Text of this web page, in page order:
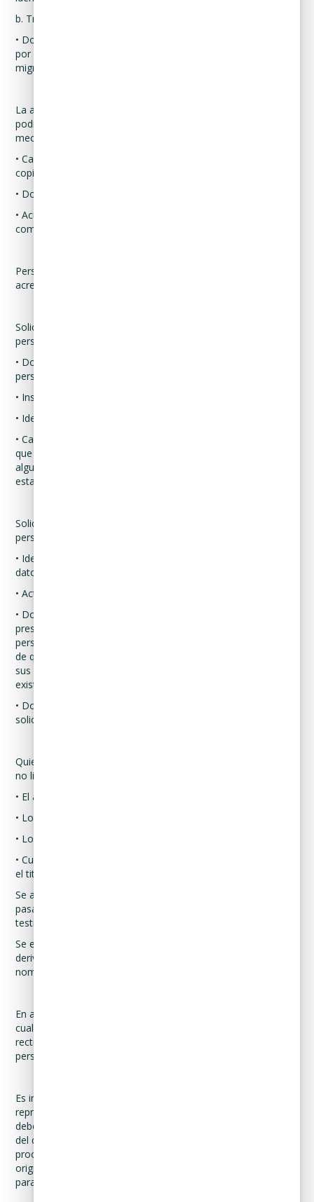
b. Tratándose de extranjeros.
• Documento migratorio vigente que corresponda, emitido
por autoridad competente (en su caso, prórroga o refrendo
migratorio).
La acreditación de personalidad como representante legal
podrá realizarse a través de alguno de los siguientes
mecanismos:
• Carta poder simple suscrita ante dos testigos, anexando
copia simple de sus identificaciones oficiales.
• Documento suscrito por un Notario Público.
• Acudiendo el titular y su representante a declarar en
comparecencia ante el responsable.
Personas en el caso de menores de edad, la personalidad se
acredita a través del acta de nacimiento del menor.
Solicitudes de derechos ARCO de datos personales de
personas en estado de interdicción o incapacidad legal:
• Documento que acredite la identidad del titular de los datos
personales.
• Instrumento legal de designación del tutor.
• Identificación oficial del tutor.
• Carta en la que se manifieste, bajo protesta de decir verdad,
que ejerce la tutela, y que no se encuentra dentro de lo
alguno de los supuestos legales de suspensión o limitación de
esta.
Solicitudes de derechos ARCO de datos personales de
personas fallecidas:
• Identificación oficial de la persona a quien pertenecían los
datos personales.
• Acta de defunción correspondiente.
• Documento(s) que acrediten el interés jurídico de quien
presenta la solicitud; aquél donde el titular de los datos
personales hubiere expresado fehacientemente su voluntad
de que esta persona ejerza los derechos ARCO con relación a
sus datos personales, o el mandato judicial que en su caso
exista para dicho efecto.
• Documento de identificación oficial de quien presenta la
solicitud.
Quienes pueden solicitarlo son, de manera enunciativa mas
no limitativa:
• El albacea.
• Los herederos.
• Los legatarios.
• Cualquier persona que haya sido designada previamente por
el titular para ejercer los derechos ARCO en su nombre.
Se acreditará con copia simple del documento delegatorio,
pasado ante la fe de notario público o suscrito ante dos
testigos.
Se entenderá por interés jurídico aquel derecho subjetivo
derivado de una ley que permite a una persona actuar a
nombre de otra que por su situación le es imposible.
En ambos supuestos, se deberá acompañar una carta en la
cual se expresen los motivos por los cuales solicita el acceso,
rectificación, cancelación u oposición de los datos de la
persona.
Es importante tener en cuenta que la identidad del titular y su
representante, así como la personalidad de este último,
deberán quedar debidamente acreditadas previo al ejercicio
del derecho de que se trate, en caso de que resulte
procedente, mediante la presentación de los documentos
originales antes señalados o copia certificada de los mismos,
para su cotejo.